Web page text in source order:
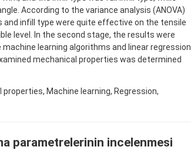
According to the variance analysis (ANOVA)
infill type were quite effective on the tensile
level. In the second stage, the results were
learning algorithms and linear regression
mechanical properties was determined
Machine learning, Regression,
parametrelerinin incelenmesi